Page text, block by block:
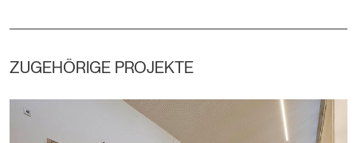
ZUGEHÖRIGE PROJEKTE